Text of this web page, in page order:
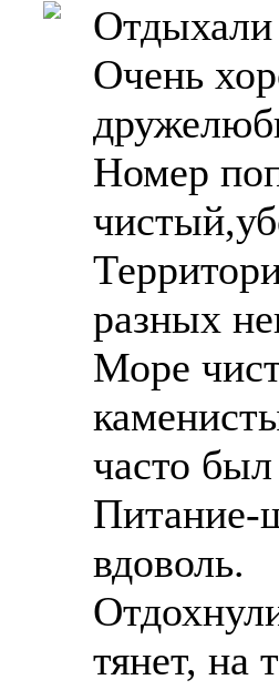
Отдыхали
Очень
Номер
разных
Море
часто
Питание-
вдоволь.
тянет, на